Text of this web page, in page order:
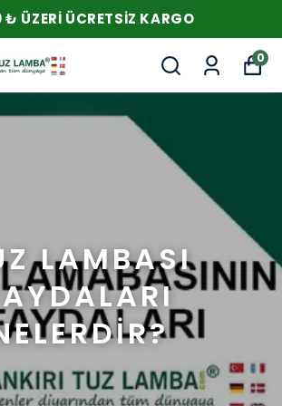
₺ ÜZERI ÜCRETSIZ KARGO
0
LAMBASI